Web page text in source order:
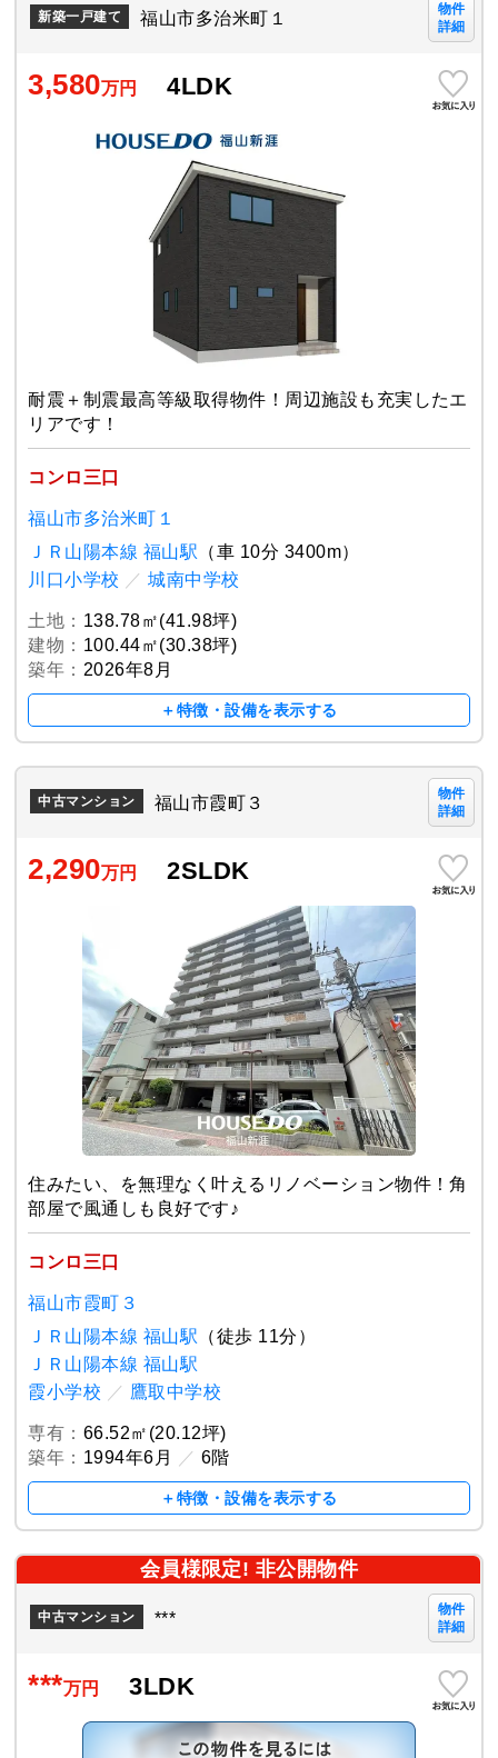
新築一戸建て 福山市多治米町１
物件
詳細
3,580万円 4LDK
耐震＋制震最高等級取得物件！周辺施設も充実したエ
リアです！
コンロ三口
福山市多治米町１
ＪＲ山陽本線 福山駅 （車 10分 3400m）
川口小学校 ／ 城南中学校
土地： 138.78㎡(41.98坪)
建物： 100.44㎡(30.38坪)
築年： 2026年8月
＋特徴・設備を表示する
中古マンション 福山市霞町３
物件
詳細
2,290万円 2SLDK
住みたい、を無理なく叶えるリノベーション物件！角
部屋で風通しも良好です♪
コンロ三口
福山市霞町３
ＪＲ山陽本線 福山駅 （徒歩 11分）
ＪＲ山陽本線 福山駅
霞小学校 ／ 鷹取中学校
専有： 66.52㎡(20.12坪)
築年： 1994年6月 ／ 6階
＋特徴・設備を表示する
会員様限定! 非公開物件
中古マンション ***
物件
詳細
***万円 3LDK